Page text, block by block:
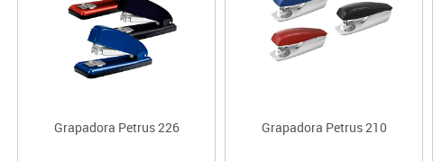
Lenguaje & idiomas
Grapadora Petrus 226 Grapadora Petrus 210